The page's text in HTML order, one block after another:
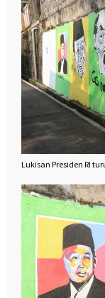
Lukisan Presiden RI